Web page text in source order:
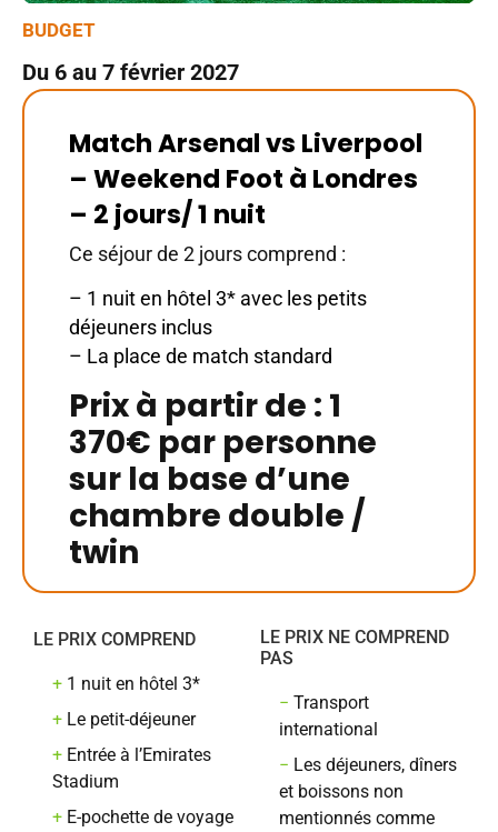
BUDGET
Du 6 au 7 février 2027
Match Arsenal vs Liverpool
– Weekend Foot à Londres
– 2 jours/ 1 nuit
Ce séjour de 2 jours comprend :
– 1 nuit en hôtel 3* avec les petits
déjeuners inclus
– La place de match standard
Prix à partir de : 1
370€ par personne
sur la base d’une
chambre double /
twin
LE PRIX COMPREND
+ 1 nuit en hôtel 3*
+ Le petit-déjeuner
+ Entrée à l’Emirates
Stadium
+ E-pochette de voyage
LE PRIX NE COMPREND
PAS
−Transport
international
− Les déjeuners, dîners
et boissons non
mentionnés comme